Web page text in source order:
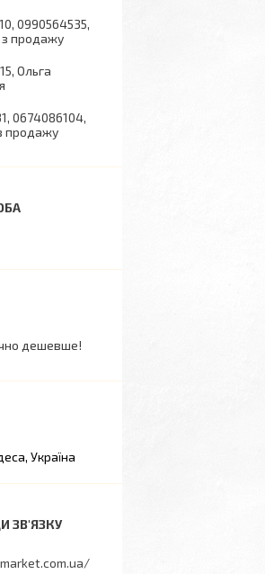
0990564535
продажу
Ольга
0674086104
продажу
дешевше!
Україна